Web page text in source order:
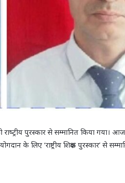
पुरस्‍कार से सम्‍मानित किया गया। आज
के लिए ‘राष्ट्रीय शिक्षक पुरस्कार’ से